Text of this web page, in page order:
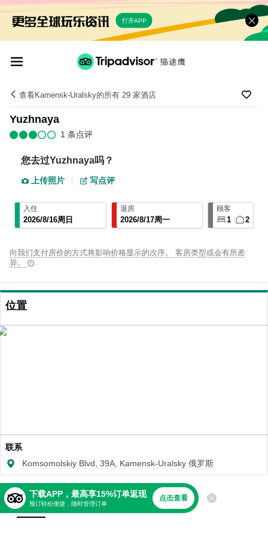
打开APP
查看Kamensk-Uralsky的所有 29 家酒店
Yuzhnaya
1 条点评
向我们支付房价的方式将影响价格显示的次序。 客房类型或会有所差
异。
入住
2026/8/16周日
退房
2026/8/17周一
顾客
1 2
您去过Yuzhnaya吗？
上传照片 写点评
位置
联系
Komsomolskiy Blvd, 39A, Kamensk-Uralsky 俄罗斯
点评
下载APP，最高享15%订单返现
预订轻松便捷，随时管理订单
点击查看